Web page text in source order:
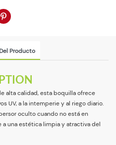
Producto
alta calidad, esta boquilla ofrece
UV, a la intemperie y al riego diario.
oculto cuando no está en
una estética limpia y atractiva del